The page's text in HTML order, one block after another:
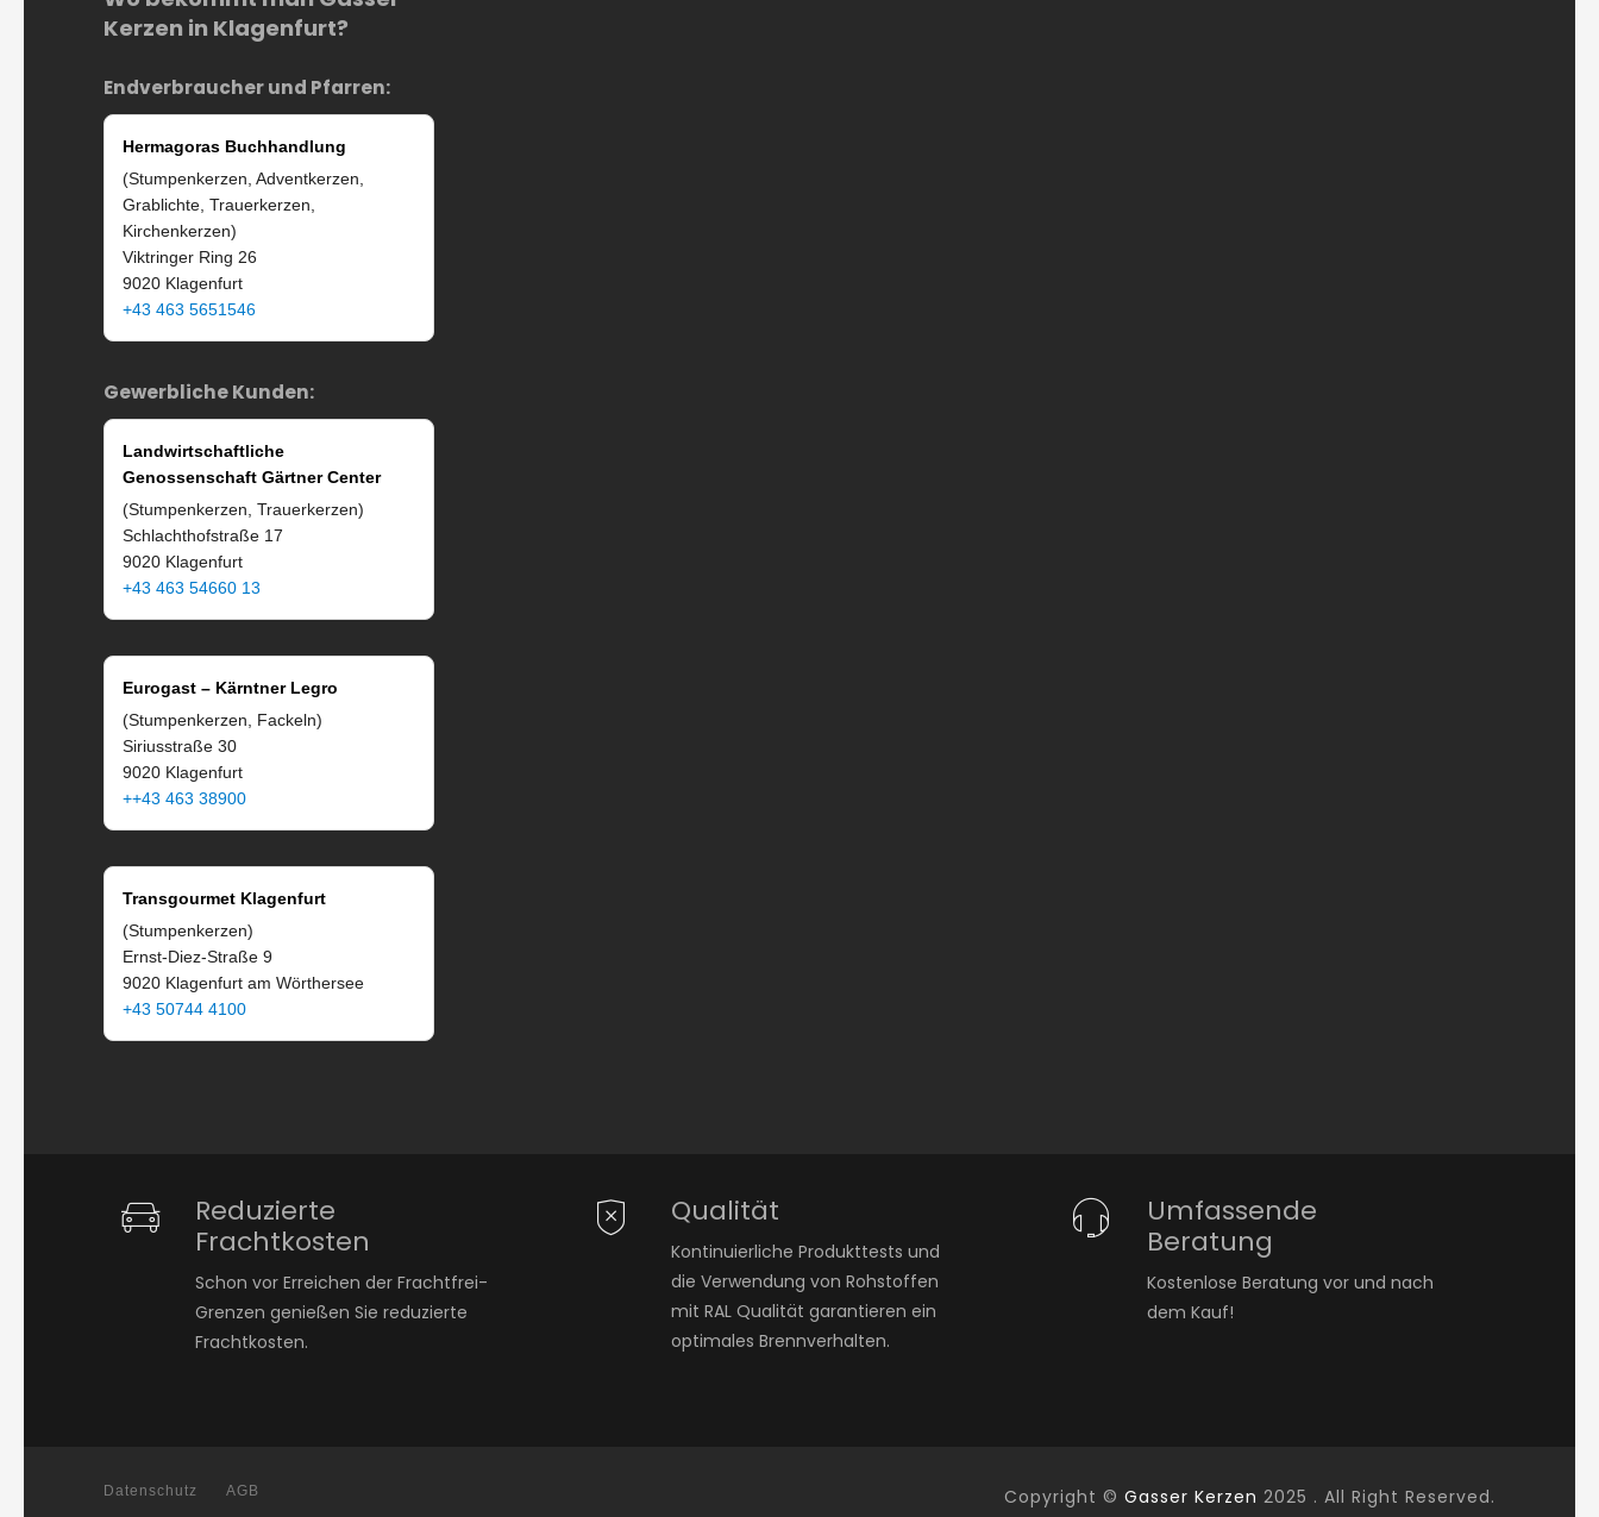
Kerzen in Klagenfurt?
Endverbraucher und Pfarren:
Hermagoras Buchhandlung
(Stumpenkerzen, Adventkerzen,
Grablichte, Trauerkerzen,
Kirchenkerzen)
Viktringer Ring 26
9020 Klagenfurt
+43 463 5651546
Gewerbliche Kunden:
Landwirtschaftliche
Genossenschaft Gärtner Center
(Stumpenkerzen, Trauerkerzen)
Schlachthofstraße 17
9020 Klagenfurt
+43 463 54660 13
Eurogast – Kärntner Legro
(Stumpenkerzen, Fackeln)
Siriusstraße 30
9020 Klagenfurt
++43 463 38900
Transgourmet Klagenfurt
(Stumpenkerzen)
Ernst-Diez-Straße 9
9020 Klagenfurt am Wörthersee
+43 50744 4100
Reduzierte
Frachtkosten
Schon vor Erreichen der Frachtfrei-
Grenzen genießen Sie reduzierte
Frachtkosten.
Qualität
Kontinuierliche Produkttests und
die Verwendung von Rohstoffen
mit RAL Qualität garantieren ein
optimales Brennverhalten.
Umfassende
Beratung
Kostenlose Beratung vor und nach
dem Kauf!
Datenschutz AGB Copyright © Gasser Kerzen 2025 . All Right Reserved.